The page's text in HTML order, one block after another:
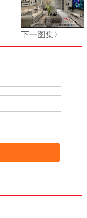
下一图集〉